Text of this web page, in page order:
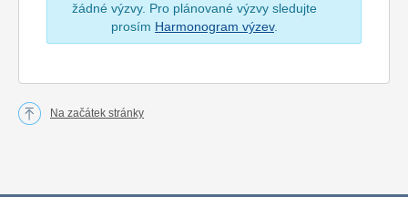
žádné výzvy. Pro plánované výzvy sledujte
prosím Harmonogram výzev.
Na začátek stránky